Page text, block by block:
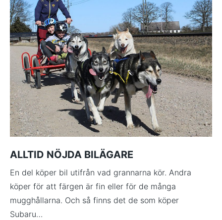
ALLTID NÖJDA BILÄGARE
En del köper bil utifrån vad grannarna kör. Andra
köper för att färgen är fin eller för de många
mugghållarna. Och så finns det de som köper
Subaru…